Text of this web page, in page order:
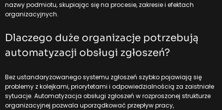
nazwy podmiotu, skupiając się na procesie, zakresie i efektach
organizacyjnych.
Dlaczego duże organizacje potrzebują
automatyzacji obsługi zgłoszeń?
Bez ustandaryzowanego systemu zgłoszeń szybko pojawiają się
problemy z kolejkami, priorytetami i odpowiedzialnością za zaistniałe
sytuacje. Automatyzacja obsługi zgłoszeń w rozproszonej strukturze
organizacyjnej pozwala uporządkować przepływ pracy,